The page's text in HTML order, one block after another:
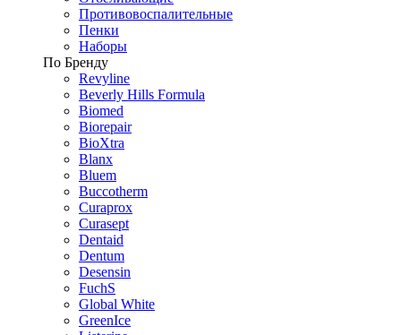
Противовоспалительные
Пенки
Наборы
По Бренду
Revyline
Beverly Hills Formula
Biomed
Biorepair
BioXtra
Blanx
Bluem
Buccotherm
Curaprox
Curasept
Dentaid
Dentum
Desensin
FuchS
Global White
GreenIce